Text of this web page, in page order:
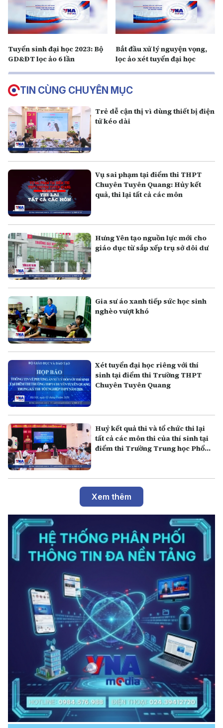
Tuyển sinh đại học 2023: Bộ
GD&ĐT lọc ảo 6 lần
Bắt đầu xử lý nguyện vọng,
lọc ảo xét tuyển đại học
TIN CÙNG CHUYÊN MỤC
Trẻ dễ cận thị vì dùng thiết bị điện
tử kéo dài
Vụ sai phạm tại điểm thi THPT
Chuyên Tuyên Quang: Hủy kết
quả, thi lại tất cả các môn
Hưng Yên tạo nguồn lực mới cho
giáo dục từ sắp xếp trụ sở dôi dư
Gia sư áo xanh tiếp sức học sinh
nghèo vượt khó
Xét tuyển đại học riêng với thí
sinh tại điểm thi Trường THPT
Chuyên Tuyên Quang
Huỷ kết quả thi và tổ chức thi lại
tất cả các môn thi của thí sinh tại
điểm thi Trường Trung học Phổ
Xem thêm